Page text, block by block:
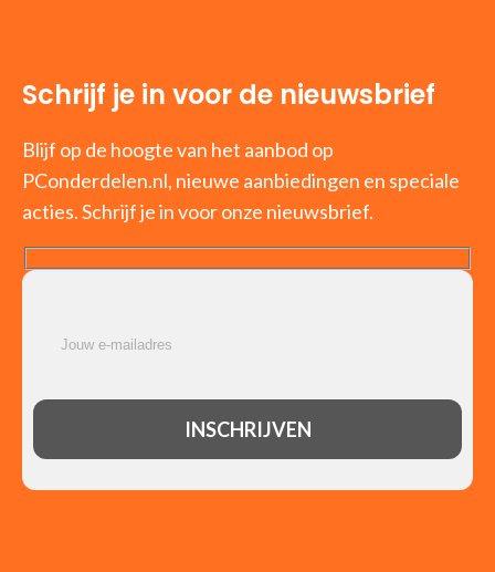
Schrijf je in voor de nieuwsbrief
Blijf op de hoogte van het aanbod op
PConderdelen.nl, nieuwe aanbiedingen en speciale
acties. Schrijf je in voor onze nieuwsbrief.